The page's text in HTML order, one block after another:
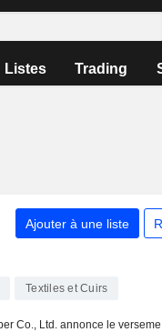
Listes Trading
Ajouter à une liste
Textiles et Cuirs